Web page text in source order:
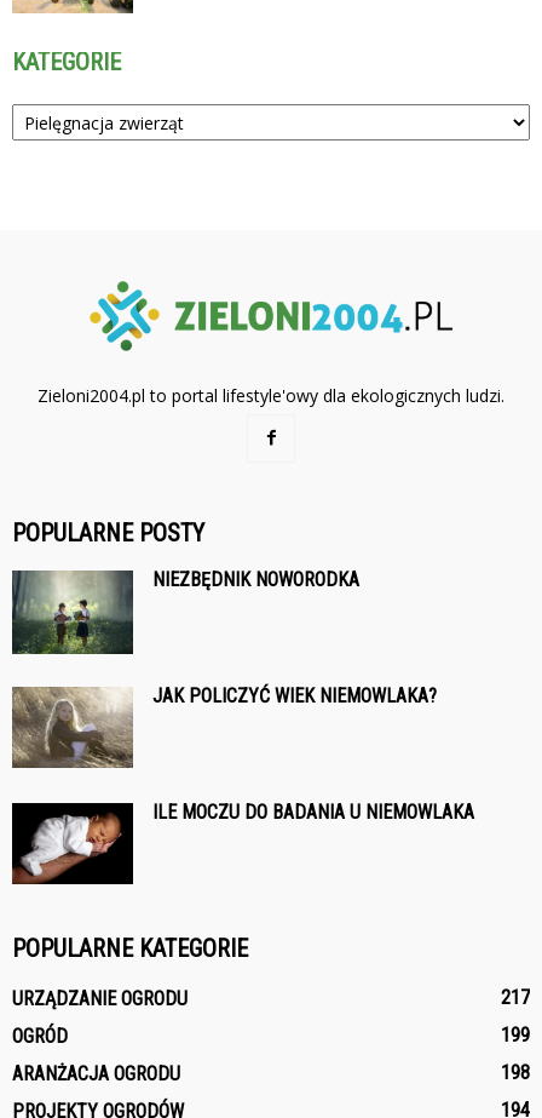
KATEGORIE
Kategorie
Zieloni2004.pl to portal lifestyle'owy dla ekologicznych ludzi.
POPULARNE POSTY
NIEZBĘDNIK NOWORODKA
JAK POLICZYĆ WIEK NIEMOWLAKA?
ILE MOCZU DO BADANIA U NIEMOWLAKA
POPULARNE KATEGORIE
URZĄDZANIE OGRODU
217
OGRÓD
199
ARANŻACJA OGRODU
198
PROJEKTY OGRODÓW
194